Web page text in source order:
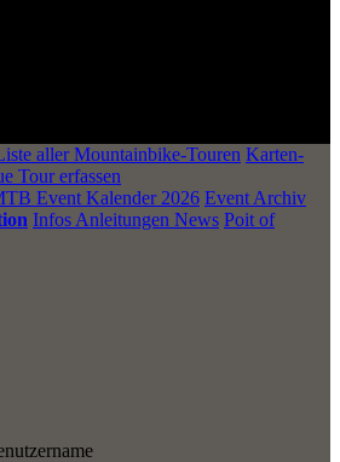
aller Mountainbike-Touren Karten-
Tour erfassen
Event Kalender 2026 Event Archiv
Infos Anleitungen News Poit of